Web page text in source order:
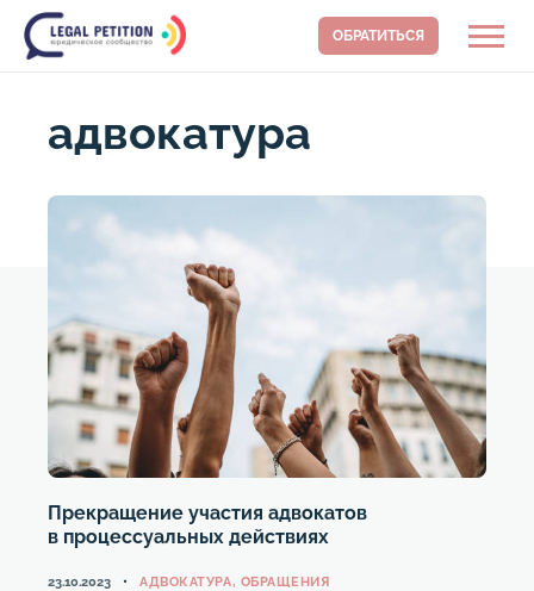
ОБРАТИТЬСЯ
адвокатура
Прекращение участия адвокатов
в процессуальных действиях
23.10.2023 КАТЕГОРИИ
АДВОКАТУРА, ОБРАЩЕНИЯ